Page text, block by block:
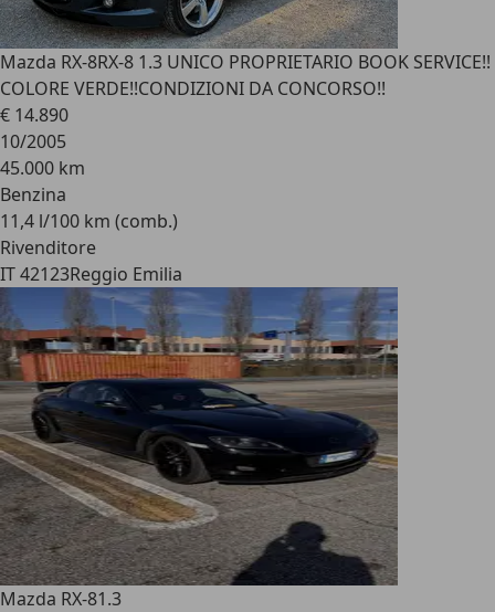
Mazda RX-8RX-8 1.3 UNICO PROPRIETARIO BOOK SERVICE!!
COLORE VERDE!!CONDIZIONI DA CONCORSO!!
€ 14.890
10/2005
45.000 km
Benzina
11,4 l/100 km (comb.)
Rivenditore
IT 42123Reggio Emilia
Mazda RX-81.3